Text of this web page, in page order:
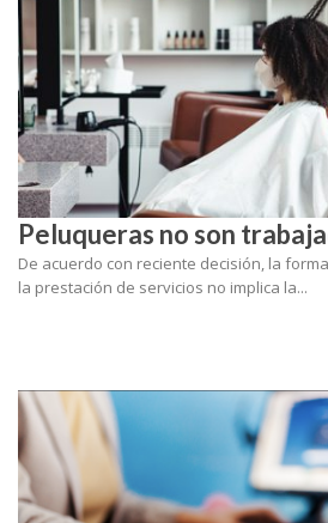
Peluqueras no son
De acuerdo con reciente decisión, la
la prestación de servicios no implica la...